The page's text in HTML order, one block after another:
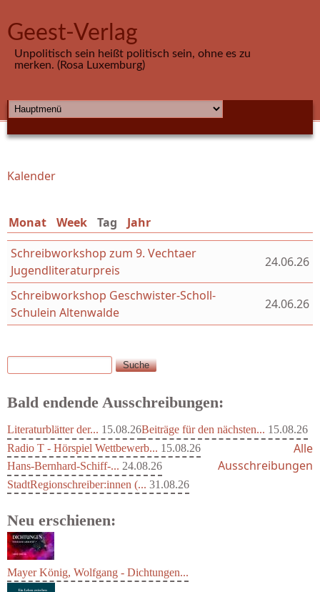
Geest-Verlag
Unpolitisch sein heißt politisch sein, ohne es zu
merken. (Rosa Luxemburg)
HAUPTMENÜ
Sie sind hier
Kalender
Monat Week Tag (aktiver Reiter)
Jahr
Schreibworkshop zum 9. Vechtaer
Jugendliteraturpreis
24.06.26
Schreibworkshop Geschwister-Scholl-
Schulein Altenwalde
24.06.26
Suchformular
Suche
Bald endende Ausschreibungen:
Literaturblätter der... 15.08.26Beiträge für den nächsten... 15.08.26
Radio T - Hörspiel Wettbewerb... 15.08.26
Hans-Bernhard-Schiff-... 24.08.26
StadtRegionschreiber:innen (... 31.08.26
Alle
Ausschreibungen
Neu erschienen: